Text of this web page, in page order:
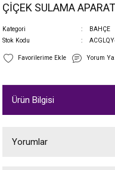
ÇİÇEK SULAMA
Kategori
BAHÇE
Stok Kodu
Yorum
Ürün Bilgisi
Yorumlar